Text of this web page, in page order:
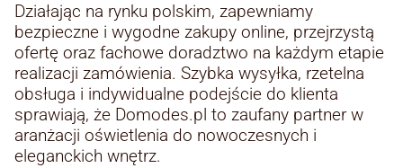
Działając na rynku polskim, zapewniamy
bezpieczne i wygodne zakupy online, przejrzystą
ofertę oraz fachowe doradztwo na każdym etapie
realizacji zamówienia. Szybka wysyłka, rzetelna
obsługa i indywidualne podejście do klienta
sprawiają, że Domodes.pl to zaufany partner w
aranżacji oświetlenia do nowoczesnych i
eleganckich wnętrz.